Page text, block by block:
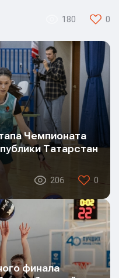
180 0
Чемпионата
Татарстан
206 0
финала
вы соглашаетесь с
вы соглашаетесь с